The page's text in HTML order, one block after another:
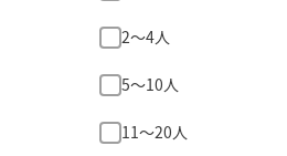
2〜4人
5〜10人
11〜20人